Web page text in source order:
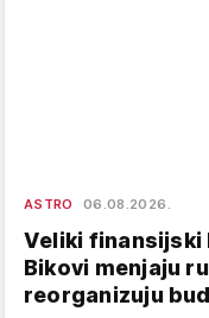
ASTRO 06.08.2026.
Veliki finansijski
Bikovi menjaju
reorganizuju